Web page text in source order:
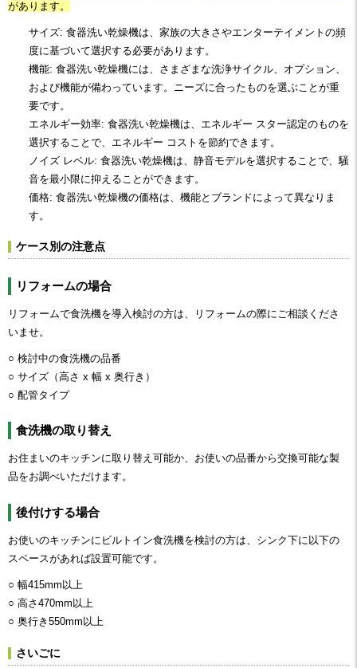
があります。
サイズ: 食器洗い乾燥機は、家族の大きさやエンターテイメントの頻
度に基づいて選択する必要があります。
機能: 食器洗い乾燥機には、さまざまな洗浄サイクル、オプション、
および機能が備わっています。ニーズに合ったものを選ぶことが重
要です。
エネルギー効率: 食器洗い乾燥機は、エネルギー スター認定のものを
選択することで、エネルギー コストを節約できます。
ノイズ レベル: 食器洗い乾燥機は、静音モデルを選択することで、騒
音を最小限に抑えることができます。
価格: 食器洗い乾燥機の価格は、機能とブランドによって異なりま
す。
ケース別の注意点
リフォームの場合
リフォームで食洗機を導入検討の方は、リフォームの際にご相談くださ
いませ。
○ 検討中の⾷洗機の品番
○ サイズ（⾼さ x 幅 x 奥⾏き）
○ 配管タイプ
食洗機の取り替え
お住まいのキッチンに取り替え可能か、 お使いの品番から交換可能な製
品をお調べいただけます。
後付けする場合
お使いのキッチンにビルトイン食洗機を検討の方は、シンク下に以下の
スペースがあれば設置可能です。
○ 幅415mm以上
○ 高さ470mm以上
○ 奥行き550mm以上
さいごに